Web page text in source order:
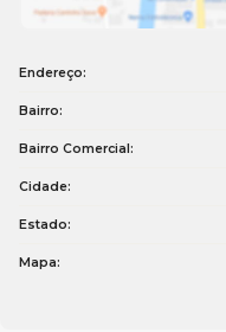
Endereço:
Bairro:
Bairro Comercial:
Cidade:
Estado:
Mapa: